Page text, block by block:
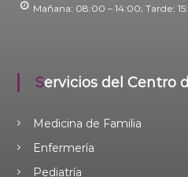
Mañana: 08:00 – 14:00; Tarde:
Servicios del Centro
Medicina de Familia
Enfermería
Pediatría